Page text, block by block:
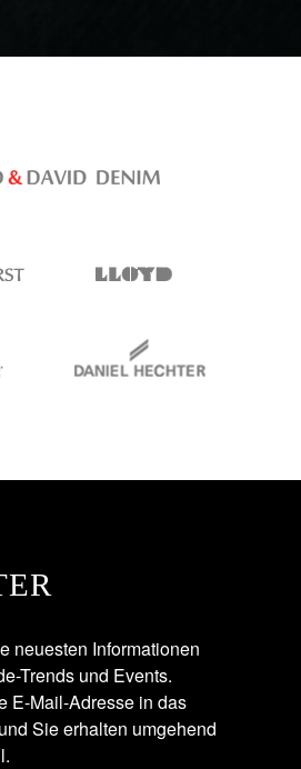
neuesten Informationen
Trends und Events.
E-Mail-Adresse in das
Sie erhalten umgehend